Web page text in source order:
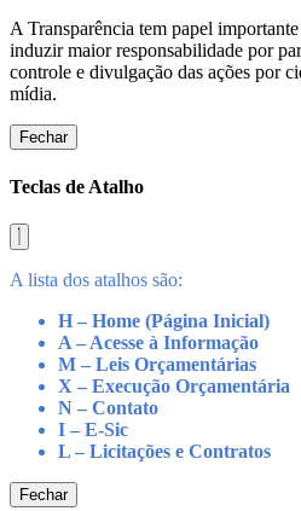
A Transparência tem papel
induzir maior responsabilidade por
controle e divulgação das ações por
mídia.
Fechar
Teclas de Atalho
A lista dos atalhos são:
H – Home (Página Inicial)
A – Acesse à Informação
M – Leis Orçamentárias
X – Execução Orçamentária
N – Contato
I – E-Sic
L – Licitações e Contratos
Fechar